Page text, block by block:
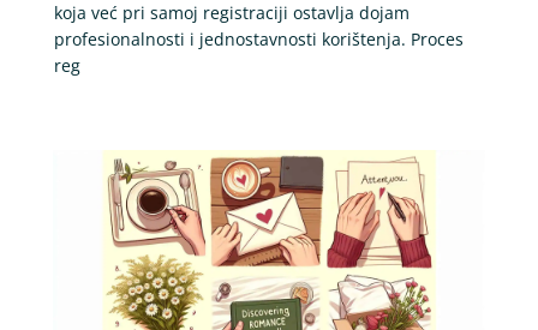
koja već pri samoj registraciji ostavlja dojam
profesionalnosti i jednostavnosti korištenja. Proces
reg